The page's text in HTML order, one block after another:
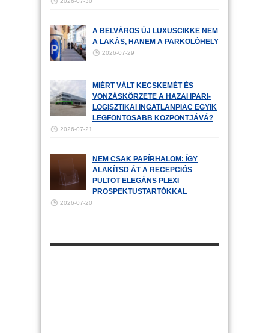
A BELVÁROS ÚJ LUXUSCIKKE NEM
A LAKÁS, HANEM A PARKOLÓHELY
2026-07-29
MIÉRT VÁLT KECSKEMÉT ÉS
VONZÁSKÖRZETE A HAZAI IPARI-
LOGISZTIKAI INGATLANPIAC EGYIK
LEGFONTOSABB KÖZPONTJÁVÁ?
2026-07-21
NEM CSAK PAPÍRHALOM: ÍGY
ALAKÍTSD ÁT A RECEPCIÓS
PULTOT ELEGÁNS PLEXI
PROSPEKTUSTARTÓKKAL
2026-07-20